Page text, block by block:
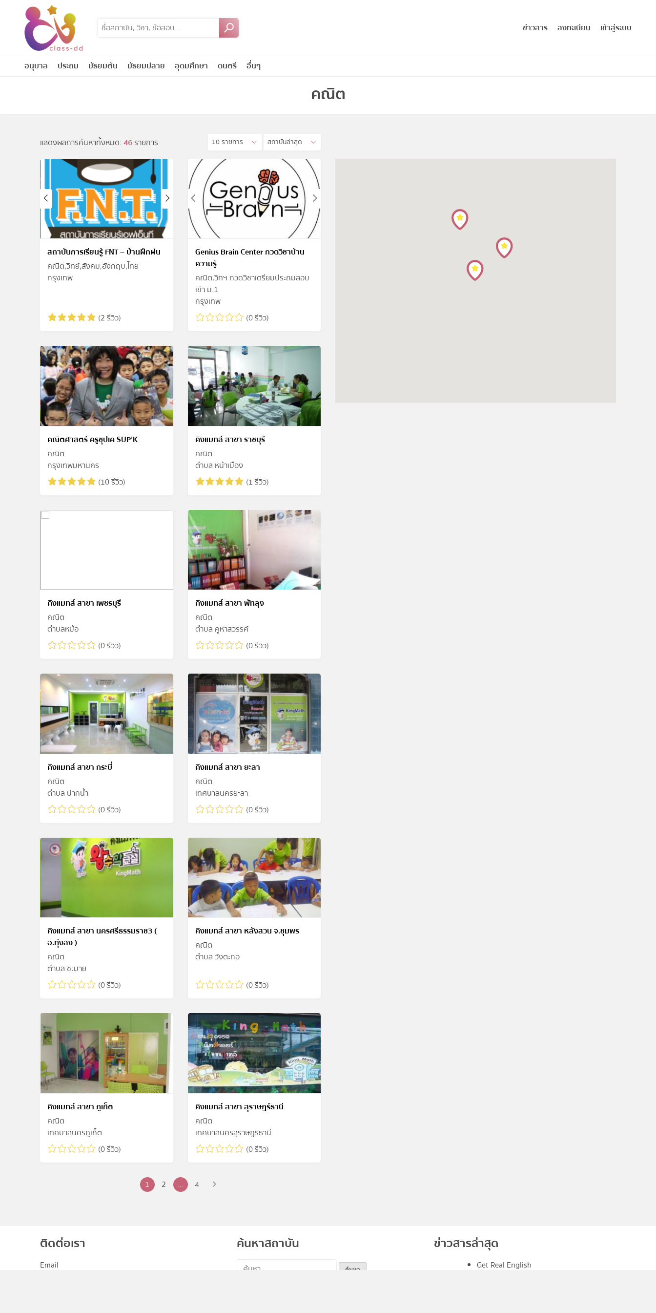
content
ข่าวสาร ลงทะเบียน เข้าสู่ระบบ
อนุบาล ประถม มัธยมต้น มัธยมปลาย อุดมศึกษา ดนตรี อื่นๆ
คณิต
แสดงผลการค้นหาทั้งหมด:46รายการ 10 รายการ สถาบันล่าสุด
สถาบันการเรียนรู้ FNT – บ้านฝึกฝน
คณิต,วิทย์,สังคม,อังกฤษ,ไทย
กรุงเทพ
(2 รีวิว)
Genius Brain Center กวดวิชาบ้าน
ความรู้
คณิต,วิทฯ กวดวิชาเตรียมประถมสอบ
เข้า ม.1
กรุงเทพ
(0 รีวิว)
คณิตศาสตร์ ครูซุปเค SUP’K
คณิต
กรุงเทพมหานคร
(10 รีวิว)
คิงแมทส์ สาขา ราชบุรี
คณิต
ตำบล หน้าเมือง
(1 รีวิว)
คิงแมทส์ สาขา เพชรบุรี
คณิต
ตำบลหม้อ
(0 รีวิว)
คิงแมทส์ สาขา พัทลุง
คณิต
ตำบล คูหาสวรรค์
(0 รีวิว)
คิงแมทส์ สาขา กระบี่
คณิต
ตำบล ปากน้ำ
(0 รีวิว)
คิงแมทส์ สาขา ยะลา
คณิต
เทศบาลนครยะลา
(0 รีวิว)
คิงแมทส์ สาขา นครศรีธรรมราช3 (
อ.ทุ่งสง )
คณิต
ตำบล ชะมาย
(0 รีวิว)
คิงแมทส์ สาขา หลังสวน จ.ชุมพร
คณิต
ตำบล วังตะกอ
(0 รีวิว)
คิงแมทส์ สาขา ภูเก็ต
คณิต
เทศบาลนครภูเก็ต
(0 รีวิว)
คิงแมทส์ สาขา สุราษฎร์ธานี
คณิต
เทศบาลนครสุราษฎร์ธานี
(0 รีวิว)
1 2 … 4
ติดต่อเรา
Email
ค้นหาสถาบัน
ค้นหา
ข่าวสารล่าสุด
Get Real English